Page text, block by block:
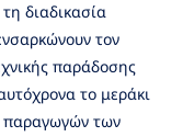
διαδικασία
τον
παράδοσης
το μεράκι
παραγωγών των